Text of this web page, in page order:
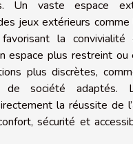
Un vaste espace
jeux extérieurs
favorisant la
espace plus restreint ou
plus discrètes,
société adaptés.
la réussite de
sécurité et